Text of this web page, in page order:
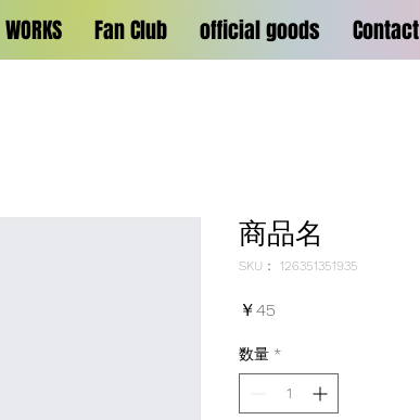
WORKS Fan Club official goods Contact
商品名
SKU： 126351351935
￥45
数量 *